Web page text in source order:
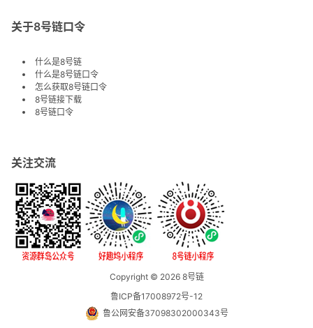
关于8号链口令
什么是8号链
什么是8号链口令
怎么获取8号链口令
8号链接下载
8号链口令
关注交流
Copyright © 20268号链
鲁ICP备17008972号-12
鲁公网安备37098302000343号